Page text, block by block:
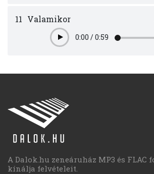
11 Valamikor
Play0:00 /0:59
A Dalok.hu zeneáruház MP3 és FLAC
kínálja felvételeit.